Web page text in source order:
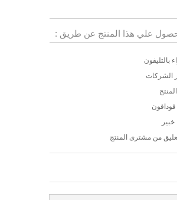
علي هذا المنتج عن طريق :
بالتليفون
الشركات
من مشترى المنتج